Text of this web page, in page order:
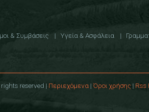
& Συμβάσεις Υγεία & Ασφάλεια
reserved | Περιεχόμενα | Όροι χρήσης | Rss